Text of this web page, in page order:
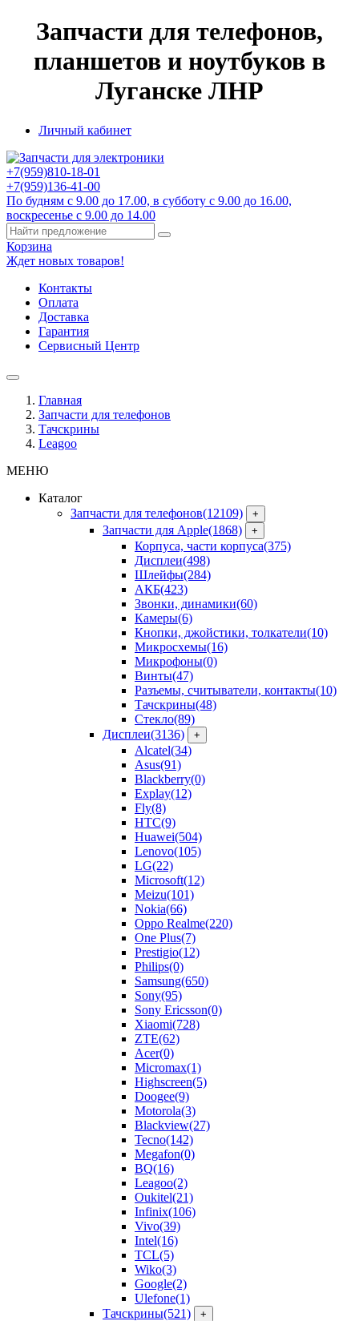
Запчасти для телефонов,
планшетов и ноутбуков в
Луганске ЛНР
Личный кабинет
+7(959)810-18-01
+7(959)136-41-00
По будням с 9.00 до 17.00, в субботу с 9.00 до 16.00,
воскресенье с 9.00 до 14.00
Корзина
Ждет новых товаров!
Контакты
Оплата
Доставка
Гарантия
Сервисный Центр
Главная
Запчасти для телефонов
Тачскрины
Leagoo
МЕНЮ
Каталог
Запчасти для телефонов(12109) +
Запчасти для Apple(1868) +
Корпуса, части корпуса(375)
Дисплеи(498)
Шлейфы(284)
АКБ(423)
Звонки, динамики(60)
Камеры(6)
Кнопки, джойстики, толкатели(10)
Микросхемы(16)
Микрофоны(0)
Винты(47)
Разъемы, считыватели, контакты(10)
Тачскрины(48)
Стекло(89)
Дисплеи(3136) +
Alcatel(34)
Asus(91)
Blackberry(0)
Explay(12)
Fly(8)
HTC(9)
Huawei(504)
Lenovo(105)
LG(22)
Microsoft(12)
Meizu(101)
Nokia(66)
Oppo Realme(220)
One Plus(7)
Prestigio(12)
Philips(0)
Samsung(650)
Sony(95)
Sony Ericsson(0)
Xiaomi(728)
ZTE(62)
Acer(0)
Micromax(1)
Highscreen(5)
Doogee(9)
Motorola(3)
Blackview(27)
Tecno(142)
Megafon(0)
BQ(16)
Leagoo(2)
Oukitel(21)
Infinix(106)
Vivo(39)
Intel(16)
TCL(5)
Wiko(3)
Google(2)
Ulefone(1)
Тачскрины(521) +